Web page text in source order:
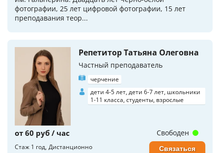
фотографии, 25 лет цифровой фотографии, 15 лет
преподавания теор...
Репетитор Татьяна Олеговна
Частный преподаватель
черчение
дети 4-5 лет, дети 6-7 лет, школьники
1-11 класса, студенты, взрослые
от 60 руб / час
Стаж 1 год Дистанционно
Свободен
Связаться